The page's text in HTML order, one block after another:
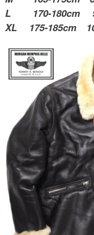
L 170-180cm
XL 175-185cm